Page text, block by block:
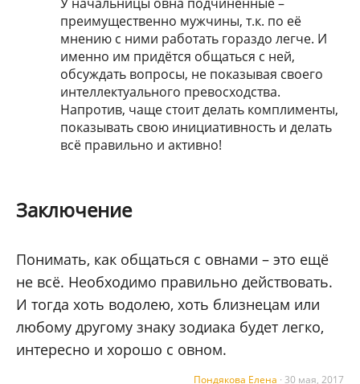
преимущественно мужчины, т.к. по её
мнению с ними работать гораздо легче. И
именно им придётся общаться с ней,
обсуждать вопросы, не показывая своего
интеллектуального превосходства.
Напротив, чаще стоит делать комплименты,
показывать свою инициативность и делать
всё правильно и активно!
Заключение
Понимать, как общаться с овнами – это ещё
не всё. Необходимо правильно действовать.
И тогда хоть водолею, хоть близнецам или
любому другому знаку зодиака будет легко,
интересно и хорошо с овном.
Пондякова Елена · 30 мая, 2017